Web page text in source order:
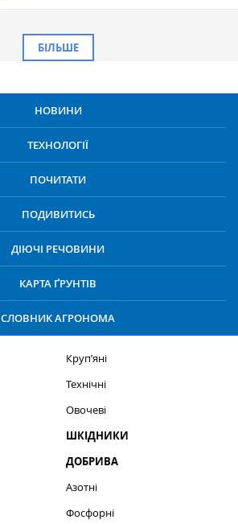
БІЛЬШЕ
НОВИНИ
ТЕХНОЛОГІЇ
ПОЧИТАТИ
ПОДИВИТИСЬ
ДІЮЧІ РЕЧОВИНИ
КАРТА ҐРУНТІВ
СЛОВНИК АГРОНОМА
Круп’яні
Технічні
Овочеві
ШКІДНИКИ
ДОБРИВА
Азотні
Фосфорні